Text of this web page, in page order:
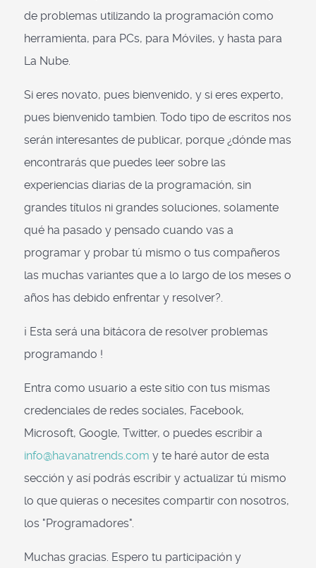
de problemas utilizando la programación como
herramienta, para PCs, para Móviles, y hasta para
La Nube.
Si eres novato, pues bienvenido, y si eres experto,
pues bienvenido tambien. Todo tipo de escritos nos
serán interesantes de publicar, porque ¿dónde mas
encontrarás que puedes leer sobre las
experiencias diarias de la programación, sin
grandes títulos ni grandes soluciones, solamente
qué ha pasado y pensado cuando vas a
programar y probar tú mismo o tus compañeros
las muchas variantes que a lo largo de los meses o
años has debido enfrentar y resolver?.
¡ Esta será una bitácora de resolver problemas
programando !
Entra como usuario a este sitio con tus mismas
credenciales de redes sociales, Facebook,
Microsoft, Google, Twitter, o puedes escribir a
info@havanatrends.com y te haré autor de esta
sección y así podrás escribir y actualizar tú mismo
lo que quieras o necesites compartir con nosotros,
los "Programadores".
Muchas gracias. Espero tu participación y